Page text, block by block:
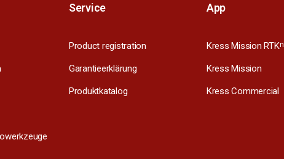
Service
Product registration
Garantieerklärung
Produktkatalog
App
Kress Mission RTKn
Kress Mission
Kress Commercial